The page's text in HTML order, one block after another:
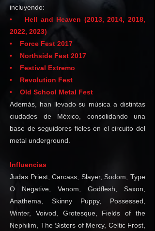
incluyendo:
• Hell and Heaven (2013, 2014, 2018,
2022, 2023)
• Force Fest 2017
• Northside Fest 2017
• Festival Extremo
• Revolution Fest
• Old School Metal Fest
Además, han llevado su música a distintas
ciudades de México, consolidando una
base de seguidores fieles en el circuito del
metal underground.
Influencias
Judas Priest, Carcass, Slayer, Sodom, Type
O Negative, Venom, Godflesh, Saxon,
Anathema, Skinny Puppy, Possessed,
Winter, Voivod, Grotesque, Fields of the
Nephilim, The Sisters of Mercy, Celtic Frost,